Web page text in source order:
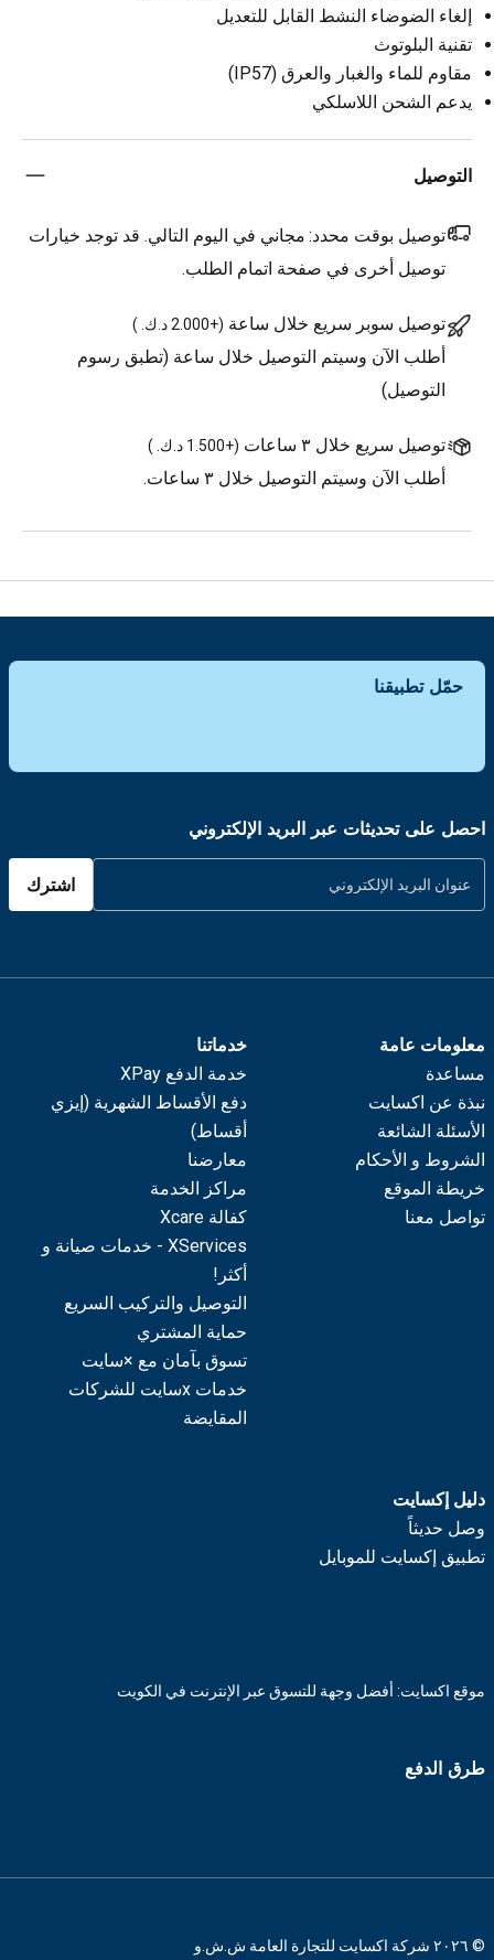
إلغاء الضوضاء النشط القابل للتعديل
تقنية البلوتوث
مقاوم للماء والغبار والعرق (IP57)
يدعم الشحن اللاسلكي
التوصيل
توصيل بوقت محدد: مجاني في اليوم التالي. قد توجد خيارات
توصيل أخرى في صفحة اتمام الطلب.
توصيل سوبر سريع خلال ساعة (+2.000 د.ك. )
أطلب الآن وسيتم التوصيل خلال ساعة (تطبق رسوم
التوصيل)
توصيل سريع خلال ٣ ساعات (+1.500 د.ك. )
أطلب الآن وسيتم التوصيل خلال ٣ ساعات.
حمّل تطبيقنا
احصل على تحديثات عبر البريد الإلكتروني
اشترك
معلومات عامة
مساعدة
نبذة عن اكسايت
الأسئلة الشائعة
الشروط و الأحكام
خريطة الموقع
تواصل معنا
خدماتنا
خدمة الدفع XPay
دفع الأقساط الشهرية (إيزي
أقساط)
معارضنا
مراكز الخدمة
كفالة Xcare
XServices - خدمات صيانة و
أكثر!
التوصيل والتركيب السريع
حماية المشتري
تسوق بآمان مع ×سايت
خدمات xسايت للشركات
المقايضة
دليل إكسايت
وصل حديثاً
تطبيق إكسايت للموبايل
موقع اكسايت: أفضل وجهة للتسوق عبر الإنترنت في الكويت
طرق الدفع
© ٢٠٢٦ شركة اكسايت للتجارة العامة ش.ش.و